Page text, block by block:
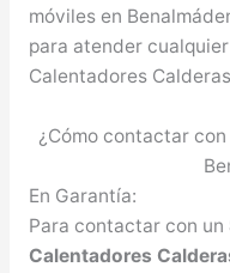
móviles en
para atender
Calentadores
¿Cómo contactar
En Garantía:
Para contactar con un
Calentadores